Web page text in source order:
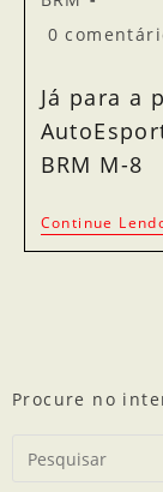
0
Já para a
BRM M-8
Continue
Procure no